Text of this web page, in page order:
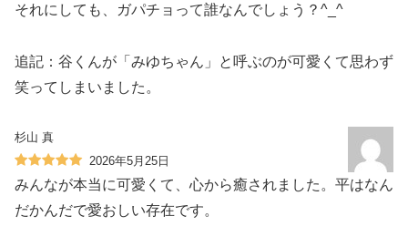
それにしても、ガパチョって誰なんでしょう？^_^
追記：谷くんが「みゆちゃん」と呼ぶのが可愛くて思わず
笑ってしまいました。
杉山 真
2026年5月25日
みんなが本当に可愛くて、心から癒されました。平はなん
だかんだで愛おしい存在です。